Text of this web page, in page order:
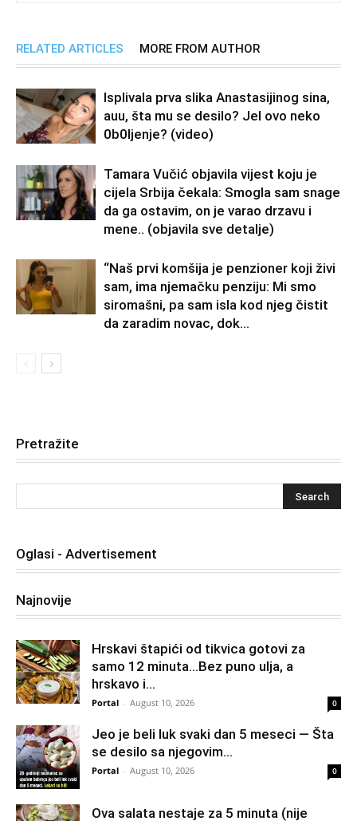
RELATED ARTICLES MORE FROM AUTHOR
Isplivala prva slika Anastasijinog sina,
auu, šta mu se desilo? Jel ovo neko
0b0Ijenje? (video)
Tamara Vučić objavila vijest koju je
cijela Srbija čekala: Smogla sam snage
da ga ostavim, on je varao drzavu i
mene.. (objavila sve detalje)
“Naš prvi komšija je penzioner koji živi
sam, ima njemačku penziju: Mi smo
siromašni, pa sam isla kod njeg čistit
da zaradim novac, dok...
Pretražite
Oglasi - Advertisement
Najnovije
Hrskavi štapići od tikvica gotovi za
samo 12 minuta…Bez puno ulja, a
hrskavo i...
Portal - August 10, 2026 0
Jeo je beli luk svaki dan 5 meseci — Šta
se desilo sa njegovim...
Portal - August 10, 2026 0
Ova salata nestaje za 5 minuta (nije